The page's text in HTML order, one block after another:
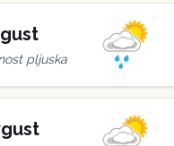
pljuska